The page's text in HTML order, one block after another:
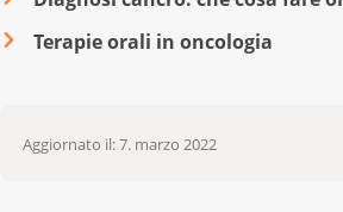
Terapie orali in oncologia
Aggiornato il: 7. marzo 2022